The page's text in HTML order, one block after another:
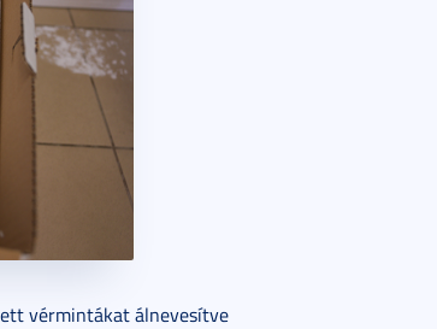
vérmintákat álnevesítve